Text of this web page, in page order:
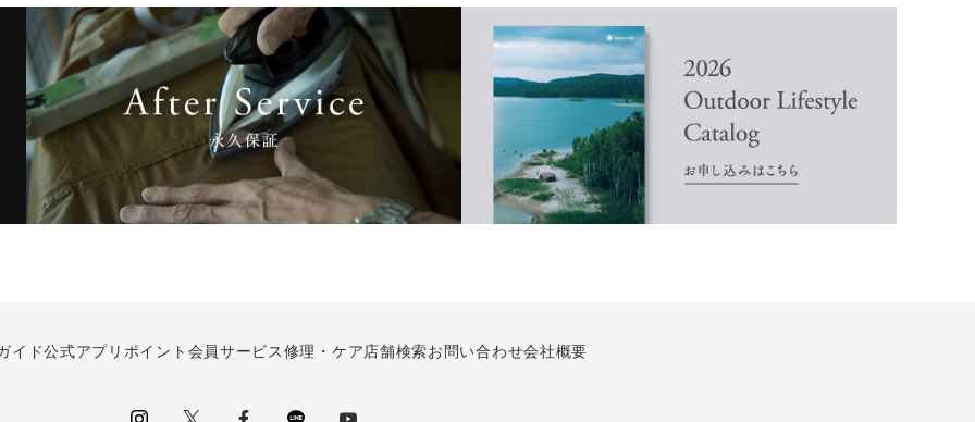
イド公式アプリ ポイント会員サービス修理・ケア店舗検索お問い合わせ会社概要